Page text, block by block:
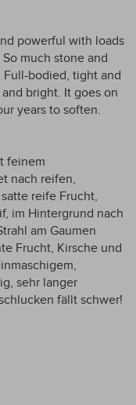
powerful with loads
much stone and
bodied, tight and
bright. It goes on
years to soften.
feinem
nach reifen,
reife Frucht,
im Hintergrund nach
am Gaumen
Frucht, Kirsche und
sehr langer
fällt schwer!